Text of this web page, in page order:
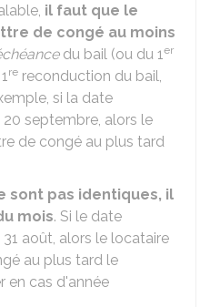
il faut que le
de congé au moins
du bail (ou du 1er
re reconduction du bail,
si la date
septembre, alors le
de congé au plus tard
sont pas identiques, il
mois. Si le date
août, alors le locataire
au plus tard le
en cas d'année